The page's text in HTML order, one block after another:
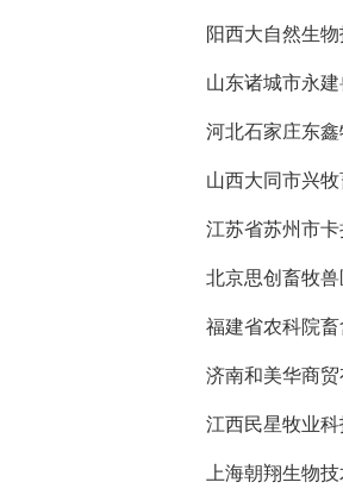
阳西大自然生
山东诸城市永
河北石家庄东
山西大同市兴
江苏省苏州市
北京思创畜牧
福建省农科院
济南和美华商
江西民星牧业
上海朝翔生物